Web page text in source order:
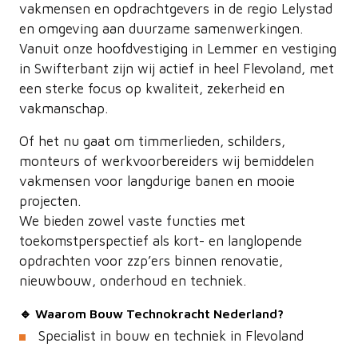
vakmensen en opdrachtgevers in de regio Lelystad
en omgeving aan duurzame samenwerkingen.
Vanuit onze hoofdvestiging in Lemmer en vestiging
in Swifterbant zijn wij actief in heel Flevoland, met
een sterke focus op kwaliteit, zekerheid en
vakmanschap.
Of het nu gaat om timmerlieden, schilders,
monteurs of werkvoorbereiders wij bemiddelen
vakmensen voor langdurige banen en mooie
projecten.
We bieden zowel vaste functies met
toekomstperspectief als kort- en langlopende
opdrachten voor zzp’ers binnen renovatie,
nieuwbouw, onderhoud en techniek.
🔹 Waarom Bouw Technokracht Nederland?
Specialist in bouw en techniek in Flevoland